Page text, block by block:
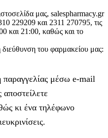
μας, salespharmacy.gr
229209 και 2311 270795, τις
και 21:00, καθώς και το
του φαρμακείου μας:
παραγγελίας μέσω e-mail
κι ένα τηλέφωνο